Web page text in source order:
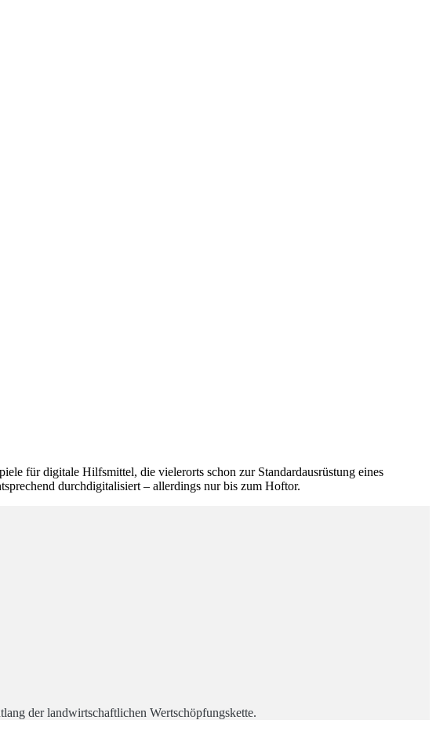
für digitale Hilfsmittel, die vielerorts schon zur Standardausrüstung eines
durchdigitalisiert – allerdings nur bis zum Hoftor.
der landwirtschaftlichen Wertschöpfungskette.